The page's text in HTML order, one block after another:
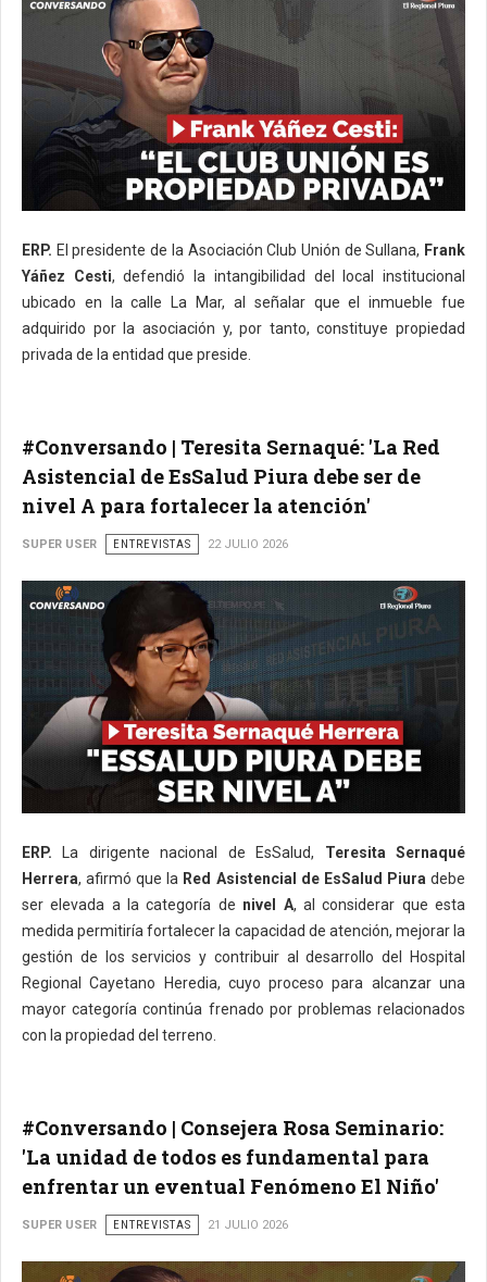
ERP. El presidente de la Asociación Club Unión de Sullana, Frank
Yáñez Cesti, defendió la intangibilidad del local institucional
ubicado en la calle La Mar, al señalar que el inmueble fue
adquirido por la asociación y, por tanto, constituye propiedad
privada de la entidad que preside.
#Conversando | Teresita Sernaqué: 'La Red
Asistencial de EsSalud Piura debe ser de
nivel A para fortalecer la atención'
SUPER USER ENTREVISTAS 22 JULIO 2026
ERP. La dirigente nacional de EsSalud, Teresita Sernaqué
Herrera, afirmó que la Red Asistencial de EsSalud Piura debe
ser elevada a la categoría de nivel A, al considerar que esta
medida permitiría fortalecer la capacidad de atención, mejorar la
gestión de los servicios y contribuir al desarrollo del Hospital
Regional Cayetano Heredia, cuyo proceso para alcanzar una
mayor categoría continúa frenado por problemas relacionados
con la propiedad del terreno.
#Conversando | Consejera Rosa Seminario:
'La unidad de todos es fundamental para
enfrentar un eventual Fenómeno El Niño'
SUPER USER ENTREVISTAS 21 JULIO 2026